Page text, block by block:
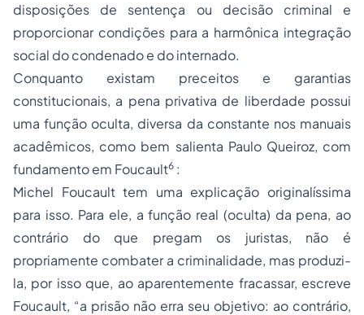
disposições de sentença ou decisão criminal e
proporcionar condições para a harmônica integração
social do condenado e do internado.
Conquanto existam preceitos e garantias
constitucionais, a pena privativa de liberdade possui
uma função oculta, diversa da constante nos manuais
acadêmicos, como bem salienta Paulo Queiroz, com
fundamento em Foucault6 :
Michel Foucault tem uma explicação originalíssima
para isso. Para ele, a função real (oculta) da pena, ao
contrário do que pregam os juristas, não é
propriamente combater a criminalidade, mas produzi-
la, por isso que, ao aparentemente fracassar, escreve
Foucault, “a prisão não erra seu objetivo: ao contrário,